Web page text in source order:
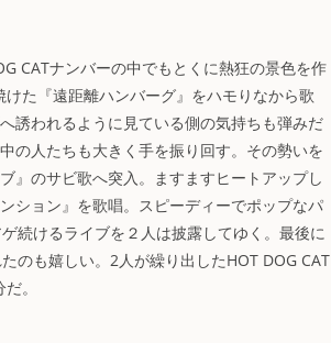
CATナンバーの中でもとくに熱狂の景色を作
た『遠距離ハンバーグ』をハモりなから歌
誘われるように見ている側の気持ちも弾みだ
の人たちも大きく手を振り回す。その勢いを
』のサビ歌へ突入。ますますヒートアップし
ション』を歌唱。スピーディーでポップなパ
続けるライブを２人は披露してゆく。最後に
のも嬉しい。2人が繰り出したHOT DOG CAT
。